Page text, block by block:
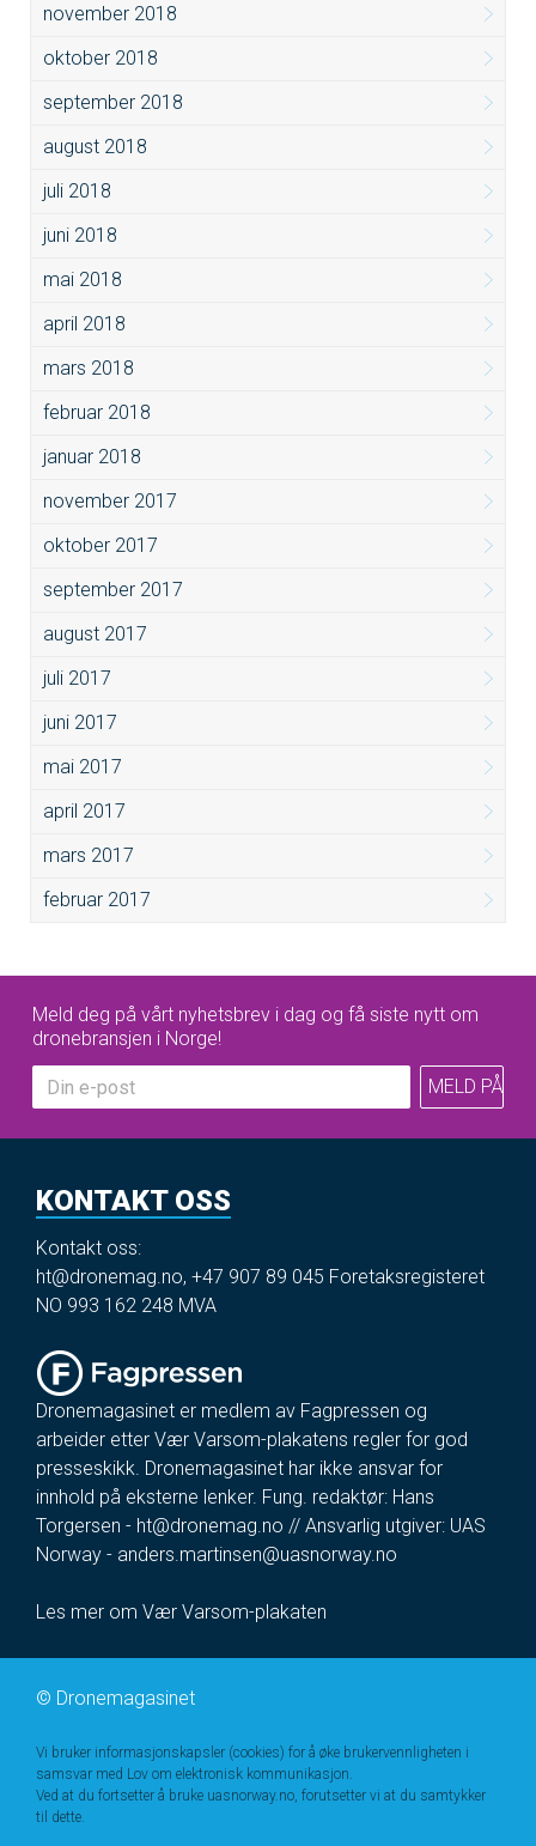
november 2018
oktober 2018
september 2018
august 2018
juli 2018
juni 2018
mai 2018
april 2018
mars 2018
februar 2018
januar 2018
november 2017
oktober 2017
september 2017
august 2017
juli 2017
juni 2017
mai 2017
april 2017
mars 2017
februar 2017
Meld deg på vårt nyhetsbrev i dag og få siste nytt om
dronebransjen i Norge!
KONTAKT OSS
Kontakt oss:
ht@dronemag.no, +47 907 89 045 Foretaksregisteret
NO 993 162 248 MVA
Dronemagasinet er medlem av Fagpressen og
arbeider etter Vær Varsom-plakatens regler for god
presseskikk. Dronemagasinet har ikke ansvar for
innhold på eksterne lenker. Fung. redaktør: Hans
Torgersen - ht@dronemag.no // Ansvarlig utgiver: UAS
Norway - anders.martinsen@uasnorway.no
Les mer om Vær Varsom-plakaten
© Dronemagasinet
Vi bruker informasjonskapsler (cookies) for å øke brukervennligheten i
samsvar med Lov om elektronisk kommunikasjon.
Ved at du fortsetter å bruke uasnorway.no, forutsetter vi at du samtykker
til dette.